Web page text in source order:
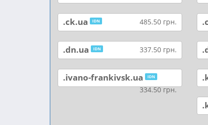
.ck.ua IDN 485.50 грн.
.dn.ua IDN 337.50 грн.
.ivano-frankivsk.ua IDN
334.50 грн.